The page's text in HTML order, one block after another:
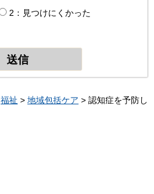
2：見つけにくかった
福祉 > 地域包括ケア > 認知症を予防し